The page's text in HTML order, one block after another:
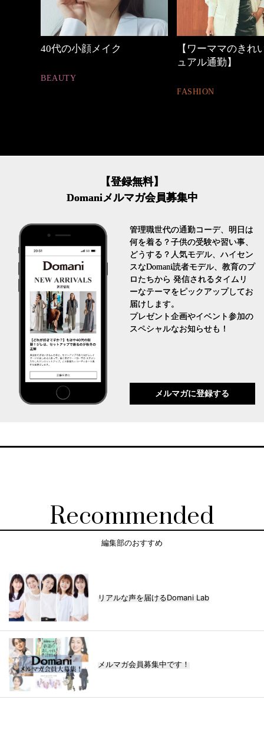
【ワーママのきれいめカジ
優木まおみさん「
割。」
LIFESTYLE
【登録無料】
Domaniメルマガ会員募集中
管理職世代の通勤コーデ、明日は
何を着る？子供の受験や習い事、
どうする？人気モデル、ハイセン
スなDomani読者モデル、教育のプ
ロたちから 発信されるタイムリ
ーなテーマをピックアップしてお
届けします。
プレゼント企画やイベント参加の
スペシャルなお知らせも！
メルマガに登録する
Recommended
編集部のおすすめ
リアルな声を届けるDomani Lab
メルマガ会員募集中です！